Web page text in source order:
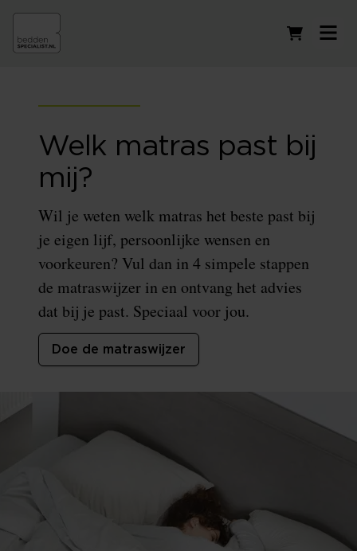
Welk matras past bij
mij?
Wil je weten welk matras het beste past bij
je eigen lijf, persoonlijke wensen en
voorkeuren? Vul dan in 4 simpele stappen
de matraswijzer in en ontvang het advies
dat bij je past. Speciaal voor jou.
Doe de matraswijzer